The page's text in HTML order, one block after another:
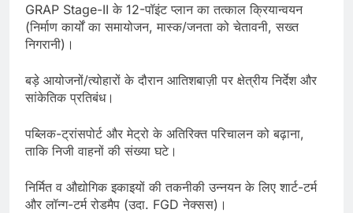
GRAP Stage-II के 12-पॉइंट प्लान का तत्काल क्रियान्वयन
(निर्माण कार्यों का समायोजन, मास्क/जनता को चेतावनी, सख्त
निगरानी)।
बड़े आयोजनों/त्योहारों के दौरान आतिशबाज़ी पर क्षेत्रीय निर्देश और
सांकेतिक प्रतिबंध।
पब्लिक-ट्रांसपोर्ट और मेट्रो के अतिरिक्त परिचालन को बढ़ाना,
ताकि निजी वाहनों की संख्या घटे।
निर्मित व औद्योगिक इकाइयों की तकनीकी उन्नयन के लिए शार्ट-टर्म
और लॉन्ग-टर्म रोडमैप (उदा. FGD नेक्सस)।